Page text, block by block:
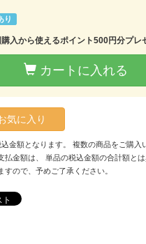
り
入から使えるポイント500円分プレ
カートに入れる
気に入り
金額となります。 複数の商品をご購入
払金額は、 単品の税込金額の合計額と
すので、予めご了承ください。